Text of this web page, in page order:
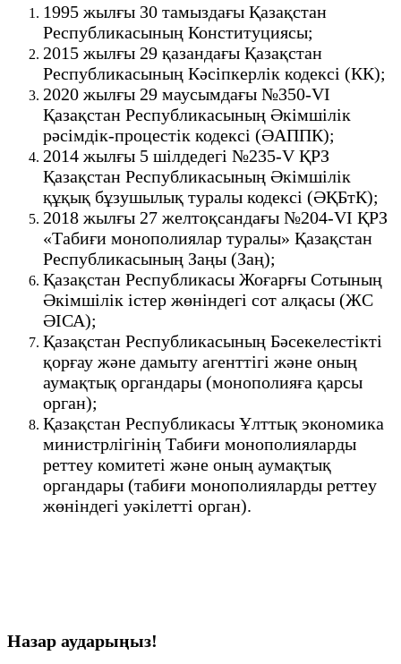
1995 жылғы 30 тамыздағы Қазақстан
Республикасының Конституциясы;
2015 жылғы 29 қазандағы Қазақстан
Республикасының Кәсіпкерлік кодексі (КК);
2020 жылғы 29 маусымдағы №350-VI
Қазақстан Республикасының Әкімшілік
рәсімдік-процестік кодексі (ӘАППК);
2014 жылғы 5 шілдедегі №235-V ҚРЗ
Қазақстан Республикасының Әкімшілік
құқық бұзушылық туралы кодексі (ӘҚБтК);
2018 жылғы 27 желтоқсандағы №204-VІ ҚРЗ
«Табиғи монополиялар туралы» Қазақстан
Республикасының Заңы (Заң);
Қазақстан Республикасы Жоғарғы Сотының
Әкімшілік істер жөніндегі сот алқасы (ЖС
ӘІСА);
Қазақстан Республикасының Бәсекелестікті
қорғау және дамыту агенттігі және оның
аумақтық органдары (монополияға қарсы
орган);
Қазақстан Республикасы Ұлттық экономика
министрлігінің Табиғи монополияларды
реттеу комитеті және оның аумақтық
органдары (табиғи монополияларды реттеу
жөніндегі уәкілетті орган).
Назар аударыңыз!